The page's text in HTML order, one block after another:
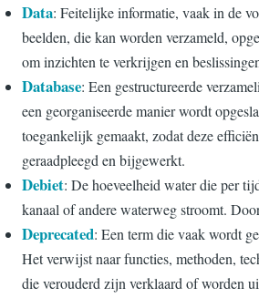
Data: Feitelijke informatie, vaak in de
beelden, die kan worden verzameld,
om inzichten te verkrijgen en
Database: Een gestructureerde
een georganiseerde manier wordt
toegankelijk gemaakt, zodat deze
geraadpleegd en bijgewerkt.
Debiet: De hoeveelheid water die per
kanaal of andere waterweg stroomt.
Deprecated: Een term die vaak wordt
Het verwijst naar functies, methoden,
die verouderd zijn verklaard of worden